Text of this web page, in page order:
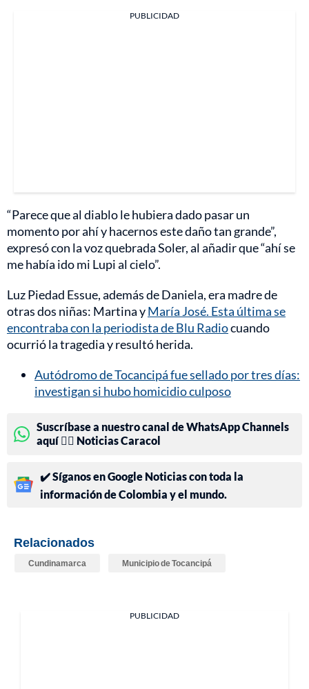
PUBLICIDAD
“Parece que al diablo le hubiera dado pasar un
momento por ahí y hacernos este daño tan grande”,
expresó con la voz quebrada Soler, al añadir que “ahí se
me había ido mi Lupi al cielo”.
Luz Piedad Essue, además de Daniela, era madre de
otras dos niñas: Martina yMaría José. Esta última se
encontraba con la periodista de Blu Radiocuando
ocurrió la tragedia y resultó herida.
Autódromo de Tocancipá fue sellado por tres días:
investigan si hubo homicidio culposo
Suscríbase a nuestro canal de WhatsApp Channels
aquí 👉🏻 Noticias Caracol
✔️ Síganos en Google Noticias con toda la
información de Colombia y el mundo.
Relacionados
Cundinamarca Municipio de Tocancipá
PUBLICIDAD